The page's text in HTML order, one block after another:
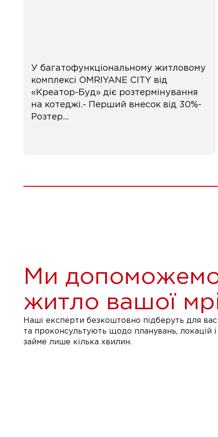
У багатофункціональному житловому
комплексі OMRIYANE CITY від
«Креатор-Буд» діє розтермінування
на котеджі.- Перший внесок від 30%-
Розтер...
Ми
житло вашої
Наші експерти безкоштовно підберуть для вас
та проконсультують щодо планувань, локацій
займе лише кілька хвилин.